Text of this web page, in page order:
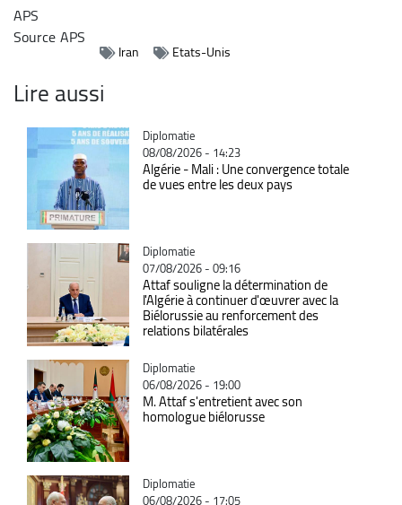
APS
SourceAPS
Iran Etats-Unis
Lire aussi
Catégorie
Diplomatie
08/08/2026 - 14:23
Algérie - Mali : Une convergence totale
de vues entre les deux pays
Catégorie
Diplomatie
07/08/2026 - 09:16
Attaf souligne la détermination de
l'Algérie à continuer d'œuvrer avec la
Biélorussie au renforcement des
relations bilatérales
Catégorie
Diplomatie
06/08/2026 - 19:00
M. Attaf s'entretient avec son
homologue biélorusse
Catégorie
Diplomatie
06/08/2026 - 17:05